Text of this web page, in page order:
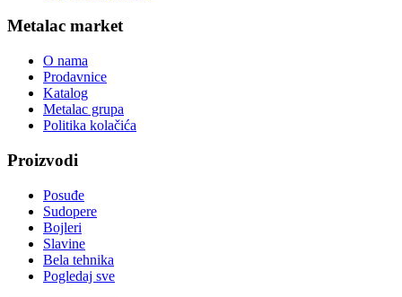
Metalac market
O nama
Prodavnice
Katalog
Metalac grupa
Politika kolačića
Proizvodi
Posuđe
Sudopere
Bojleri
Slavine
Bela tehnika
Pogledaj sve